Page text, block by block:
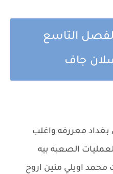
التاسع
جاف
معررفه واغلب
الصعبه بيه